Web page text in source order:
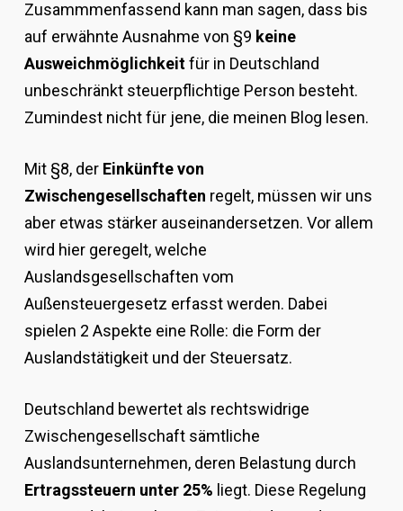
Zusammmenfassend kann man sagen, dass bis
auf erwähnte Ausnahme von §9 keine
Ausweichmöglichkeitfür in Deutschland
unbeschränkt steuerpflichtige Person besteht.
Zumindest nicht für jene, die meinen Blog lesen.
Mit §8, der Einkünfte von
Zwischengesellschaften regelt, müssen wir uns
aber etwas stärker auseinandersetzen. Vor allem
wird hier geregelt, welche
Auslandsgesellschaften vom
Außensteuergesetz erfasst werden. Dabei
spielen 2 Aspekte eine Rolle: die Form der
Auslandstätigkeit und der Steuersatz.
Deutschland bewertet als rechtswidrige
Zwischengesellschaft sämtliche
Auslandsunternehmen, deren Belastung durch
Ertragssteuern unter 25% liegt. Diese Regelung